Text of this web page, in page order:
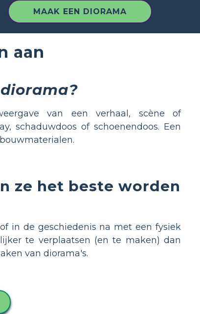
MAAK EEN DIORAMA
aan
van een verhaal, scène of
schaduwdoos of schoenendoos. Een
ze het beste worden
in de geschiedenis na met een fysiek
te verplaatsen (en te maken) dan
van diorama's.